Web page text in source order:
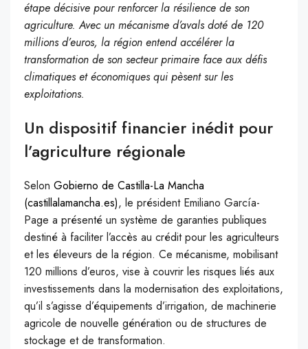
étape décisive pour renforcer la résilience de son
agriculture. Avec un mécanisme d’avals doté de 120
millions d’euros, la région entend accélérer la
transformation de son secteur primaire face aux défis
climatiques et économiques qui pèsent sur les
exploitations.
Un dispositif financier inédit pour
l’agriculture régionale
Selon Gobierno de Castilla-La Mancha
(castillalamancha.es), le président Emiliano García-
Page a présenté un système de garanties publiques
destiné à faciliter l’accès au crédit pour les agriculteurs
et les éleveurs de la région. Ce mécanisme, mobilisant
120 millions d’euros, vise à couvrir les risques liés aux
investissements dans la modernisation des exploitations,
qu’il s’agisse d’équipements d’irrigation, de machinerie
agricole de nouvelle génération ou de structures de
stockage et de transformation.